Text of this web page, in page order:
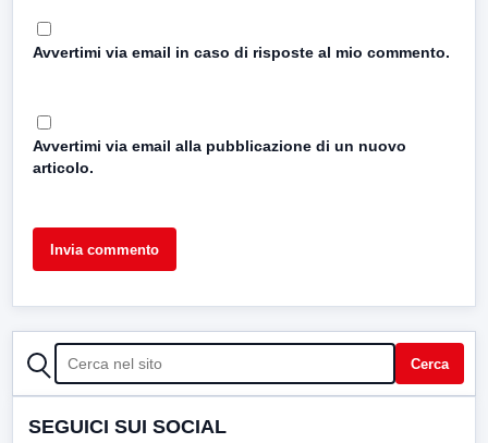
Avvertimi via email in caso di risposte al mio commento.
Avvertimi via email alla pubblicazione di un nuovo
articolo.
CERCA Cerca
SEGUICI SUI SOCIAL